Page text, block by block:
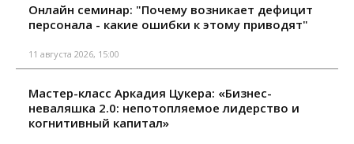
Онлайн семинар: "Почему возникает дефицит
персонала - какие ошибки к этому приводят"
11 августа 2026, 15:00
Мастер-класс Аркадия Цукера: «Бизнес-
неваляшка 2.0: непотопляемое лидерство и
когнитивный капитал»